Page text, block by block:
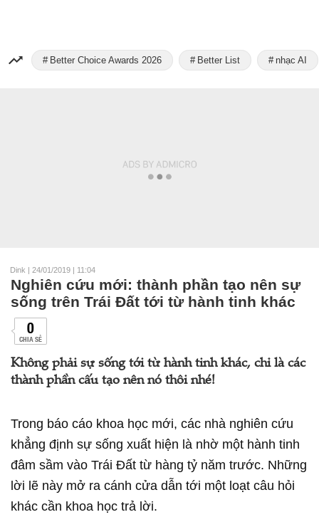
Better Choice Awards 2026 Better List nhạc AI
Dink | 24/01/2019 | 11:04
Nghiên cứu mới: thành phần tạo nên sự
sống trên Trái Đất tới từ hành tinh khác
0
CHIA SẺ
Không phải sự sống tới từ hành tinh khác, chỉ là các
thành phần cấu tạo nên nó thôi nhé!
Trong báo cáo khoa học mới, các nhà nghiên cứu
khẳng định sự sống xuất hiện là nhờ một hành tinh
đâm sầm vào Trái Đất từ hàng tỷ năm trước. Những
lời lẽ này mở ra cánh cửa dẫn tới một loạt câu hỏi
khác cần khoa học trả lời.